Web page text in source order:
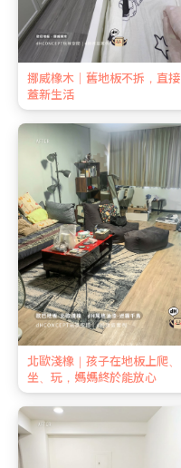
挪威橡木｜舊地板不拆，直接
蓋新生活
北歐淺橡｜孩子在地板上爬、
坐、玩，媽媽終於能放心